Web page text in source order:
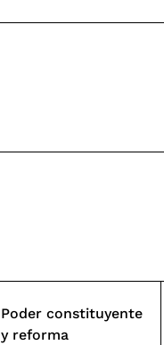
Poder constituyente
y reforma